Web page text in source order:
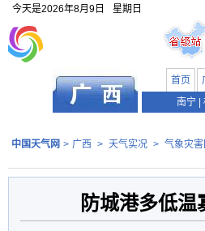
今天是2026年8月9日 星期日
首页
南宁
中国天气网 > 广西 > 天气实况 > 气象灾
防城港多低